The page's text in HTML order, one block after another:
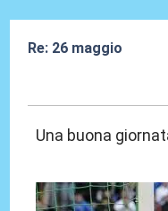
Re: 26 maggio
Una buona